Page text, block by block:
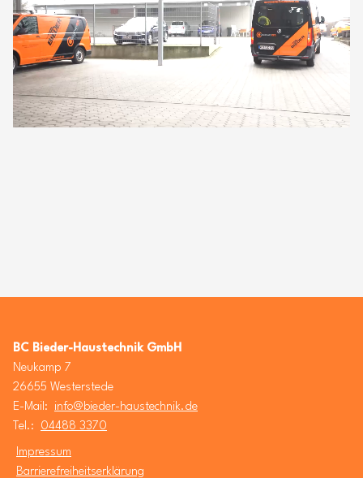
BC Bieder-Haustechnik GmbH
Neukamp 7
26655 Westerstede
E-Mail:
info@bieder-haustechnik.de
Tel.:
04488 3370
Impressum
Barrierefreiheitserklärung